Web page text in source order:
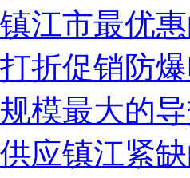
镇江市最优
打折促销防
规模最大的
供应镇江紧